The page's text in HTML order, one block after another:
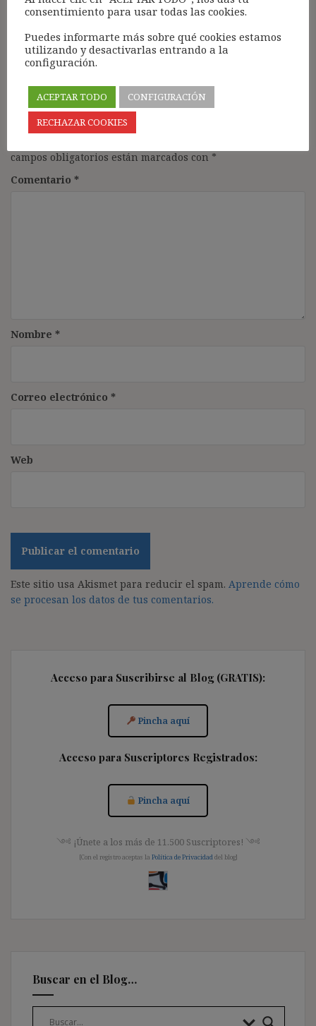
Un saludo
Responder
Deja una respuesta
campos obligatorios están marcados con *
Comentario *
Nombre *
Correo electrónico *
Web
Este sitio usa Akismet para reducir el spam. Aprende cómo
se procesan los datos de tus comentarios.
Acceso para Suscribirse al Blog (GRATIS):
Pincha aquí
Acceso para Suscriptores Registrados:
Pincha aquí
༺ ¡Únete a los más de 11.500 Suscriptores! ༺
[Con el registro aceptas la Política de Privacidad del blog]
Buscar en el Blog…
consentimiento para usar todas las cookies.
Puedes informarte más sobre qué cookies estamos
utilizando y desactivarlas entrando a la
configuración.
ACEPTAR TODO
CONFIGURACIÓN
RECHAZAR COOKIES